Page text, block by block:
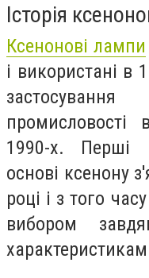
Історія
Ксенонові лампи
і використані в
1990-х. Перші
основі ксенону
році і з того
вибором